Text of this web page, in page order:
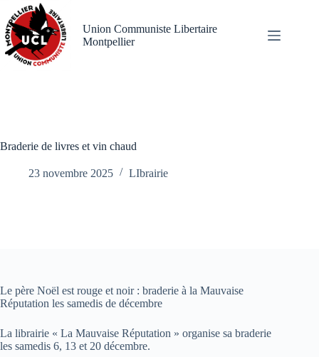
Passer
au
contenu
Union Communiste Libertaire
Montpellier
Braderie de livres et vin chaud
23 novembre 2025 LIbrairie
Le père Noël est rouge et noir : braderie à la Mauvaise
Réputation les samedis de décembre
La librairie « La Mauvaise Réputation » organise sa braderie
les samedis 6, 13 et 20 décembre.